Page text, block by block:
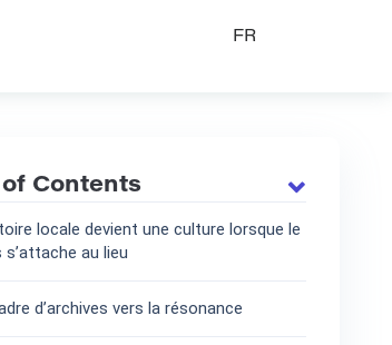
FR
Contents
locale devient une culture lorsque le
s’attache au lieu
d’archives vers la résonance